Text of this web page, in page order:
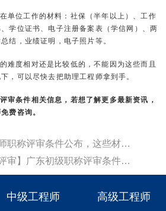
单位工作的材料：社保（半年以上）、工作
学位证书、电子注册备案表（学信网）、两
结，业绩证明，电子照片等。
难度相对还是比较低的，不能因为这些而且
，可以尽快去把助理工程师拿到手。
审条件相关信息，若想了解更多最新资讯，
费咨询。
上一篇:2026广东工程师职称评审条件公布，这些材料提前准备
下一篇:【2024年职称评审】广东初级职称评审条件及流程详情！
中级工程师 高级工程师